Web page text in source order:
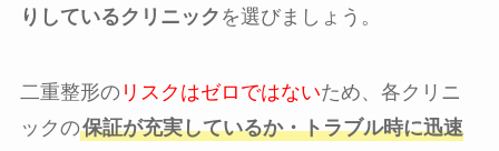
りしているクリニック を選びましょう。
二重整形の リスクはゼロではないため、各クリニ
ックの保証が充実しているか・トラブル時に迅速